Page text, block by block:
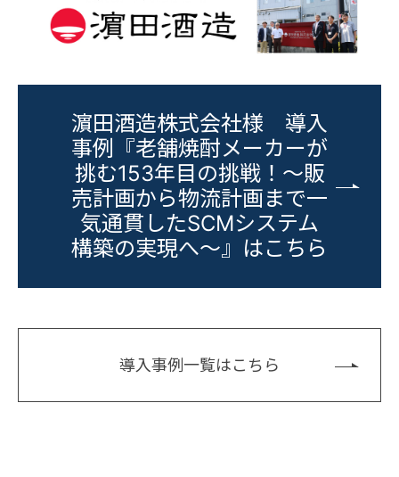
濵田酒造株式会社様 導入
事例『老舗焼酎メーカーが
挑む153年目の挑戦！～販
売計画から物流計画まで一
気通貫したSCMシステム
構築の実現へ～』はこちら
導入事例一覧はこちら